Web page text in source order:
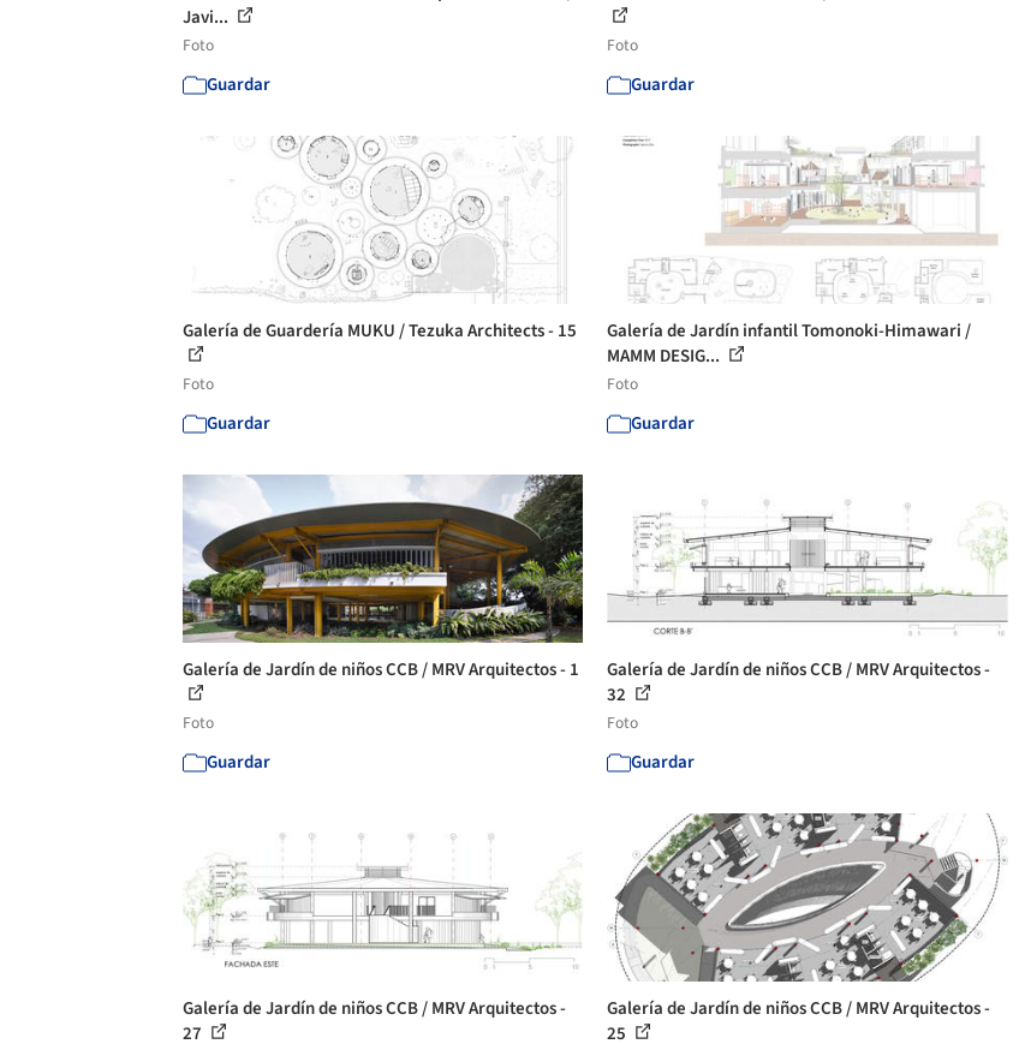
Javi...
Foto
Guardar
Foto
Guardar
Galería de Guardería MUKU / Tezuka Architects - 15
Foto
Guardar
Galería de Jardín infantil Tomonoki-Himawari /
MAMM DESIG...
Foto
Guardar
Galería de Jardín de niños CCB / MRV Arquitectos - 1
Foto
Guardar
Galería de Jardín de niños CCB / MRV Arquitectos -
32
Foto
Guardar
Galería de Jardín de niños CCB / MRV Arquitectos -
27
Galería de Jardín de niños CCB / MRV Arquitectos -
25